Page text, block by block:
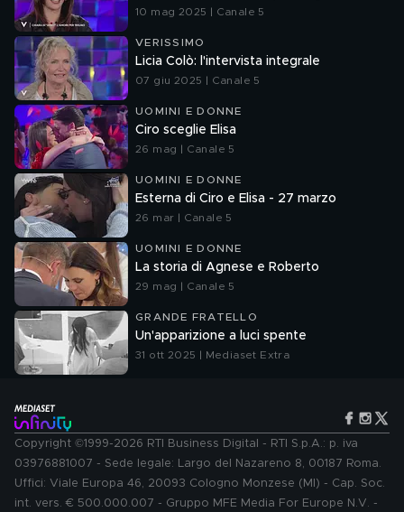
10 mag 2025 | Canale 5
VERISSIMO
Licia Colò: l'intervista integrale
07 giu 2025 | Canale 5
UOMINI E DONNE
Ciro sceglie Elisa
26 mag | Canale 5
UOMINI E DONNE
Esterna di Ciro e Elisa - 27 marzo
26 mar | Canale 5
UOMINI E DONNE
La storia di Agnese e Roberto
29 mag | Canale 5
GRANDE FRATELLO
Un'apparizione a luci spente
31 ott 2025 | Mediaset Extra
Copyright ©1999-2026 RTI Business Digital - RTI S.p.A.: p. iva
03976881007 - Sede legale: Largo del Nazareno 8, 00187 Roma.
Uffici: Viale Europa 46, 20093 Cologno Monzese (MI) - Cap. Soc.
int. vers. € 500.000.007 - Gruppo MFE Media For Europe N.V. -